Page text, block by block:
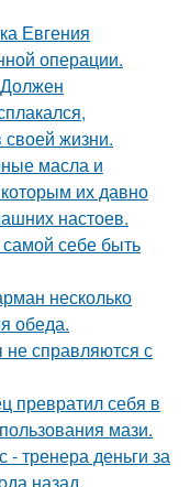
Евгения
операции.
жизни.
масла и
их давно
настоев.
себе быть
несколько
обеда.
справляются с
превратил себя в
мази.
тренера деньги за